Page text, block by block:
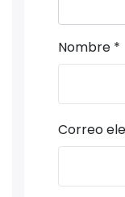
Nombre *
Correo